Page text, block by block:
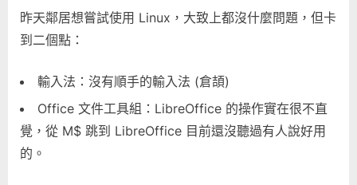
加
昨天鄰居想嘗試使用 Linux，大致上都沒什麼問題，但卡
到二個點：
輸入法：沒有順手的輸入法 (倉頡)
Office 文件工具組：LibreOffice 的操作實在很不直
覺，從 M$ 跳到 LibreOffice 目前還沒聽過有人說好用
的。